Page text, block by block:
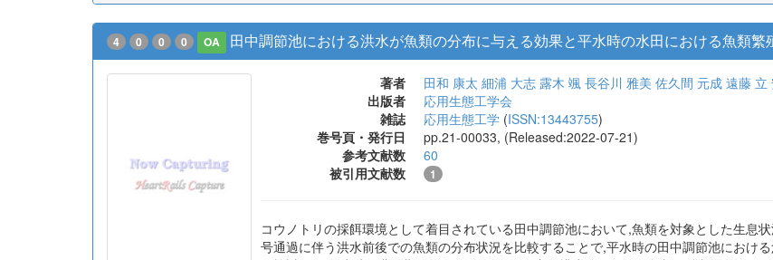
https://ci.nii.ac.jp/naid/130005114207 (info:doi/10.5630/jans.35.184)
田中調節池における洪水が魚類の分布に与える効果と平水時の水田における魚類繁
著者 田和 康太 細浦 大志 露木 颯 長谷川 雅美
出版者
応用生態工学会
雑誌
応用生態工学
被引用文献数
1